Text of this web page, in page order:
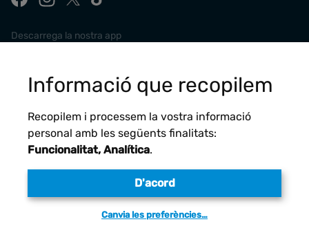
Descarrega la nostra app
Avís legal
Informació que recopilem
Recopilem i processem la vostra informació
personal amb les següents finalitats:
Funcionalitat, Analítica.
D'acord
Canvia les preferències…